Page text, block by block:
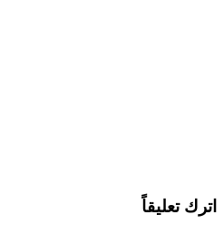
اترك تعليقاً